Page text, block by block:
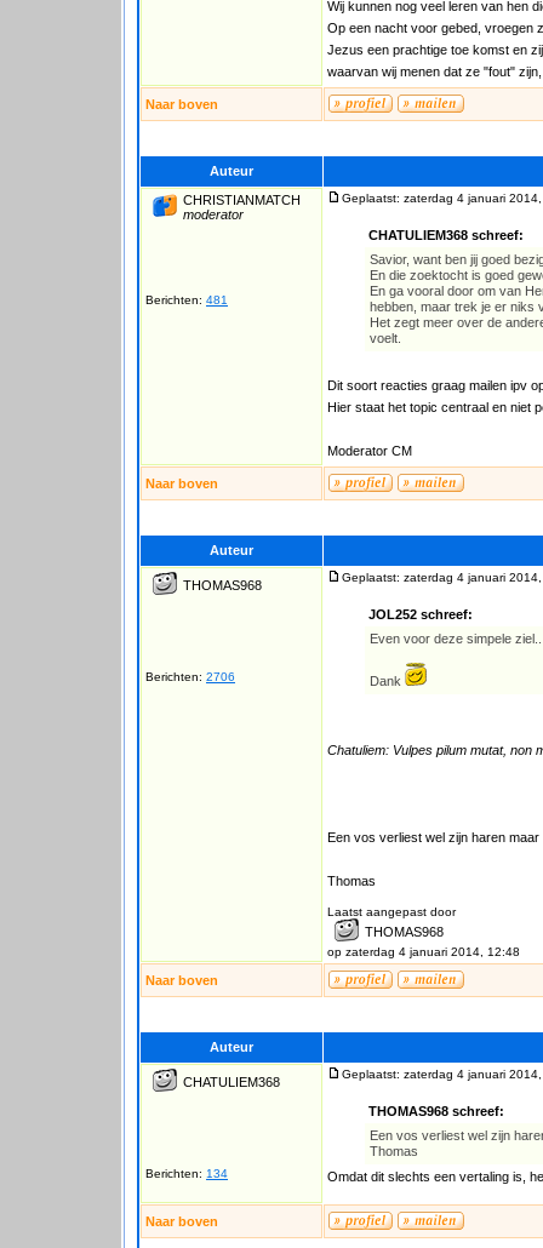
Wij kunnen nog veel leren van hen
Op een nacht voor gebed, vroegen
Jezus een prachtige toe komst en
waarvan wij menen dat ze "fout"
Naar boven
Auteur
CHRISTIANMATCH
moderator
Berichten: 481
Geplaatst: zaterdag 4 januari
CHATULIEM368 schreef:
Savior, want ben jij goed
En die zoektocht is goed
En ga vooral door om van
hebben, maar trek je er niks
Het zegt meer over de
voelt.
Dit soort reacties graag mailen ipv
Hier staat het topic centraal en niet
Moderator CM
Naar boven
Auteur
THOMAS968
Berichten: 2706
Geplaatst: zaterdag 4 januari
JOL252 schreef:
Even voor deze simpele
Dank
Chatuliem: Vulpes pilum mutat, non
Een vos verliest wel zijn haren
Thomas
Laatst aangepast door
THOMAS968
op zaterdag 4 januari 2014, 12:48
Naar boven
Auteur
CHATULIEM368
Berichten: 134
Geplaatst: zaterdag 4 januari
THOMAS968 schreef:
Een vos verliest wel zijn
Thomas
Omdat dit slechts een vertaling is,
Naar boven